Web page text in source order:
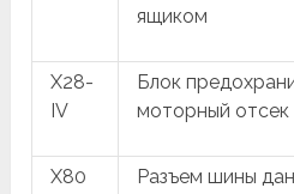
ящиком
X28-
IV
Блок
моторный отсек
X80 Разъем шины